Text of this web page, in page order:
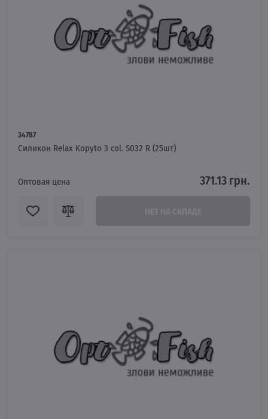
34787
Силикон Relax Kopyto 3 col. S032 R (25шт)
Оптовая цена 371.13 грн.